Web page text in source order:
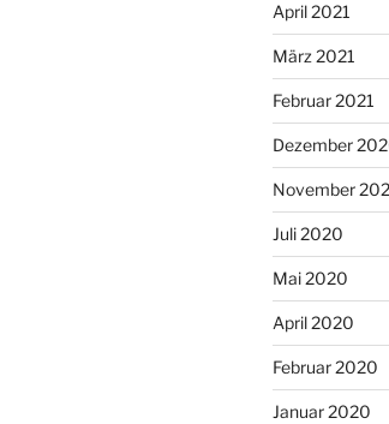
April 2021
März 2021
Februar 2021
Dezember
November
Juli 2020
Mai 2020
April 2020
Februar 2020
Januar 2020